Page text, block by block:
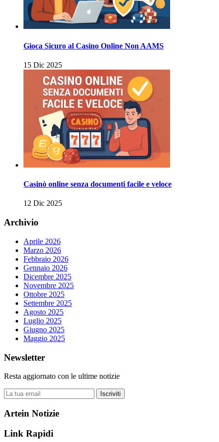
Gioca Sicuro al Casino Online Non AAMS
15 Dic 2025
Casinò online senza documenti facile e veloce
12 Dic 2025
Archivio
Aprile 2026
Marzo 2026
Febbraio 2026
Gennaio 2026
Dicembre 2025
Novembre 2025
Ottobre 2025
Settembre 2025
Agosto 2025
Luglio 2025
Giugno 2025
Maggio 2025
Newsletter
Resta aggiornato con le ultime notizie
Iscriviti
Artein Notizie
Link Rapidi